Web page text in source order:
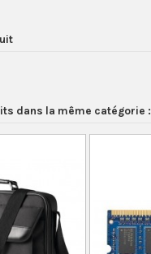
dans la même catégorie :